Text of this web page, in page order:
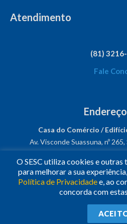
Atendimento
(81)
Fale
Casa do Comércio /
Av. Visconde Suassuna, nº
CNPJ:
Siga-nos!
Todos os Direitos
O SESC utiliza cookies e outras
para melhorar a sua
Política de Privacidadee, ao
concorda com